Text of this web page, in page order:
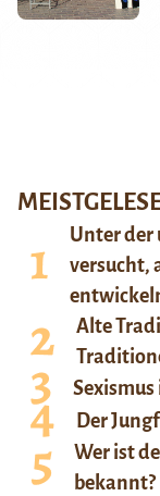
Unter der
versucht,
Alte
Der
Wer ist
bekannt?